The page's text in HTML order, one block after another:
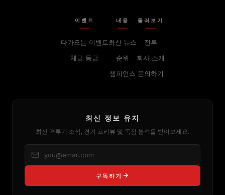
이벤트
다가오는 이벤트
체급 등급
내용
최신 뉴스
순위
챔피언스
둘러보기
전투
회사 소개
문의하기
최신 정보 유지
최신 격투기 소식, 경기 프리뷰 및 독점 분석을 받아보세요.
구독하기